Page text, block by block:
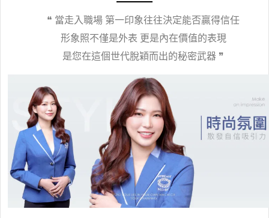
❝ 當走入職場 第一印象往往決定能否贏得信任
形象照不僅是外表 更是內在價值的表現
是您在這個世代脫穎而出的秘密武器 ❞